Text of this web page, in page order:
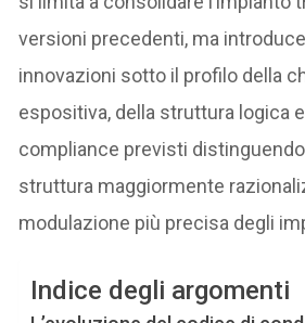
versioni precedenti, ma
innovazioni sotto il profilo della
espositiva, della struttura logica
compliance previsti
struttura maggiormente
modulazione più precisa degli
Indice degli argomenti